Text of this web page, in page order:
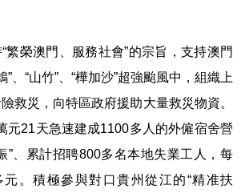
繁榮澳門、服務社會”的宗旨，支持澳門
”、“山竹”、“樺加沙”超強颱風中，組織上
救災，向特區政府援助大量救災物資。
元21天急速建成1100多人的外僱宿舍營
”、累計招聘800多名本地失業工人，每
。積極參與對口貴州從江的“精准扶